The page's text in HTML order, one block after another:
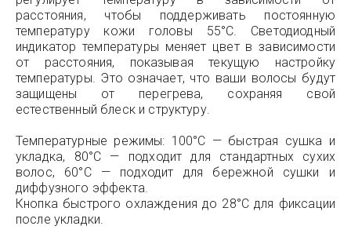
расстояния, чтобы поддерживать постоянную
температуру кожи головы 55°C. Светодиодный
индикатор температуры меняет цвет в зависимости
от расстояния, показывая текущую настройку
температуры. Это означает, что ваши волосы будут
защищены от перегрева, сохраняя свой
естественный блеск и структуру.
Температурные режимы: 100°C — быстрая сушка и
укладка, 80°C — подходит для стандартных сухих
волос, 60°C — подходит для бережной сушки и
диффузного эффекта.
Кнопка быстрого охлаждения до 28°C для фиксации
после укладки.